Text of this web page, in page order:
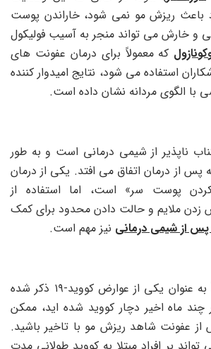
باعث ریزش مو نمی شود، خاراندن پوست
و خارش می تواند منجر به آسیب فولیکول
که معمولاً برای درمان عفونت‌ های
استفاده می‌ شود، نتایج امیدوار کننده
با الگوی مردانه نشان داده است.
ناپذیر از شیمی درمانی است و به طور
از درمان اتفاق می افتد. یکی از درمان‌
پوست سر» است، اما استفاده از
زدن ملایم و حالت دادن محدود برای کمک
از شیمی درمانی نیز مهم است.
ریزش مو اکنون رسماً به عنوان یکی از عوارض کووید-۱۹ ذکر شده
چند ماه اخیر دچار کووید شده اید، ممکن
۵ ماه پس از عفونت شاهد ریزش مو با تاخیر باشید.